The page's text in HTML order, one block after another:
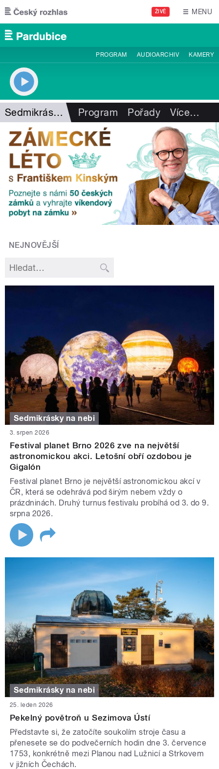
Přejít k hlavnímu obsahu
ŽIVĚ MENU
PROGRAM AUDIOARCHIV KAMERY
Sedmikrásky na nebi Program Pořady Více…
NEJNOVĚJŠÍ
Sedmikrásky na nebi
3. srpen 2026
Festival planet Brno 2026 zve na největší
astronomickou akci. Letošní obří ozdobou je
Gigalón
Festival planet Brno je největší astronomickou akcí v
ČR, která se odehrává pod širým nebem vždy o
prázdninách. Druhý turnus festivalu probíhá od 3. do 9.
srpna 2026.
Sedmikrásky na nebi
25. leden 2026
Pekelný povětroň u Sezimova Ústí
Představte si, že zatočíte soukolím stroje času a
přenesete se do podvečerních hodin dne 3. července
1753, konkrétně mezi Planou nad Lužnicí a Strkovem
v jižních Čechách.